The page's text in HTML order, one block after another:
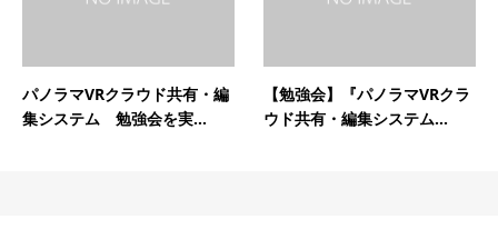
パノラマVRクラウド共有・編
集システム 勉強会を実...
【勉強会】『パノラマVRクラ
ウド共有・編集システム...